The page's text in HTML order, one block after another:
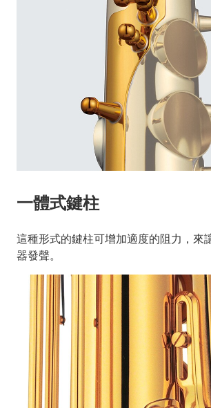
一體式鍵柱
這種形式的鍵柱可增加適度的阻力，來
器發聲。